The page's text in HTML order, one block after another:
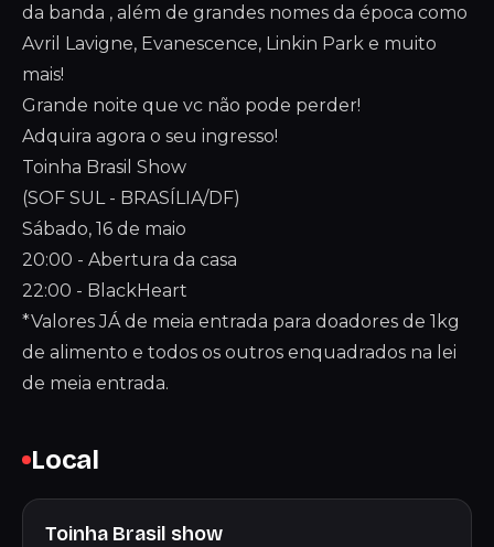
da banda , além de grandes nomes da época como
Avril Lavigne, Evanescence, Linkin Park e muito
mais!
Grande noite que vc não pode perder!
Adquira agora o seu ingresso!
Toinha Brasil Show
(SOF SUL - BRASÍLIA/DF)
Sábado, 16 de maio
20:00 - Abertura da casa
22:00 - BlackHeart
*Valores JÁ de meia entrada para doadores de 1kg
de alimento e todos os outros enquadrados na lei
de meia entrada.
Local
Toinha Brasil show